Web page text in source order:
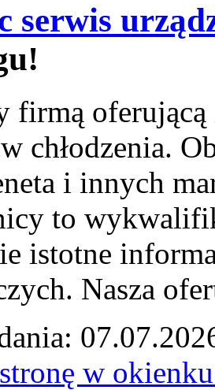
serwis
firmą
chłodzenia.
i innych
to
istotne
Nasza
w